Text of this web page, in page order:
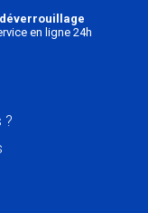
en ligne 24h
?